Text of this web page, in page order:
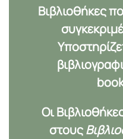
Βιβλιοθήκες
Οι
στους